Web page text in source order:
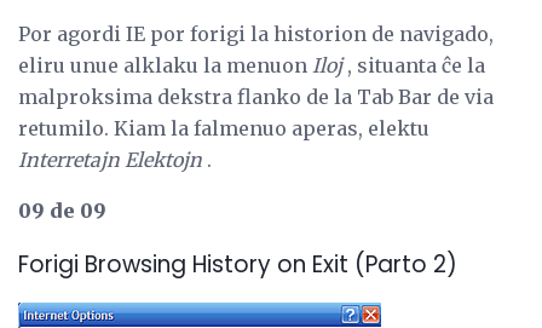
Por agordi IE por forigi la historion de navigado,
eliru unue alklaku la menuon Iloj, situanta ĉe la
malproksima dekstra flanko de la Tab Bar de via
retumilo. Kiam la falmenuo aperas, elektu
Interretajn Elektojn .
09 de 09
Forigi Browsing History on Exit (Parto 2)